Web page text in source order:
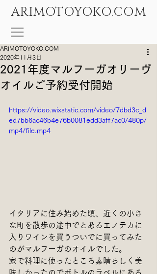
ARIMOTOYOKO.COM
2021年度マルフーガオリーヴ
オイルご予約受付開始
ARIMOTOYOKO.COM
2020年11月3日
https://video.wixstatic.com/video/7dbd3c_d
ed7bb6ac46b4e76b0081edd3aff7ac0/480p/
mp4/file.mp4
イタリアに住み始めた頃、近くの小さ
な町を散歩の途中でとあるエノテカに
入りワインを買うついでに買ってみた
のがマルフーガのオイルでした。
家で料理に使ったところ素晴らしく美
味しかったのでボトルのラベルにある